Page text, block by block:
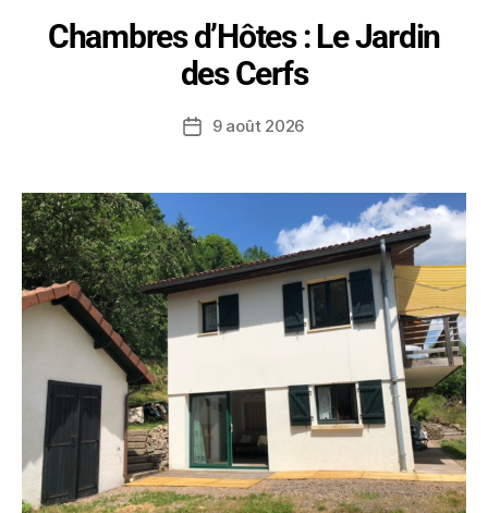
Chambres d’Hôtes : Le Jardin
des Cerfs
9 août 2026